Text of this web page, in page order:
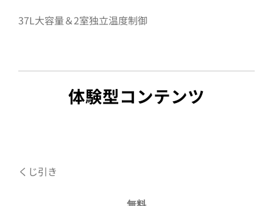
37L大容量＆2室独立温度制御
体験型コンテンツ
くじ引き